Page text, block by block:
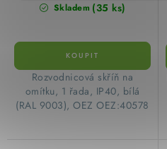
Skladem (35 ks)
​Rozvodnicová skříň na
omítku, 1 řada, IP40, bílá
(RAL 9003), OEZ OEZ:40578